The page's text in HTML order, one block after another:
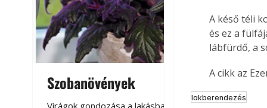
Szobanövények
Virágoskert:
teraszon,
A késő téli
és ez a
lábfürdő, a
A cikk az
lakberendezés